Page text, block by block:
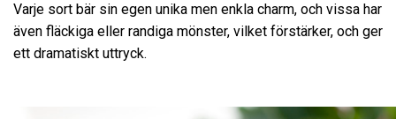
Varje sort bär sin egen unika men enkla charm, och vissa har
även fläckiga eller randiga mönster, vilket förstärker, och ger
ett dramatiskt uttryck.